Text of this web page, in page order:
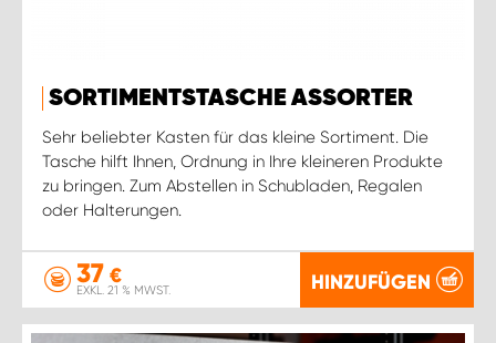
SORTIMENTSTASCHE ASSORTER
Sehr beliebter Kasten für das kleine Sortiment. Die
Tasche hilft Ihnen, Ordnung in Ihre kleineren Produkte
zu bringen. Zum Abstellen in Schubladen, Regalen
oder Halterungen.
37 €
EXKL. 21 % MWST. HINZUFÜGEN